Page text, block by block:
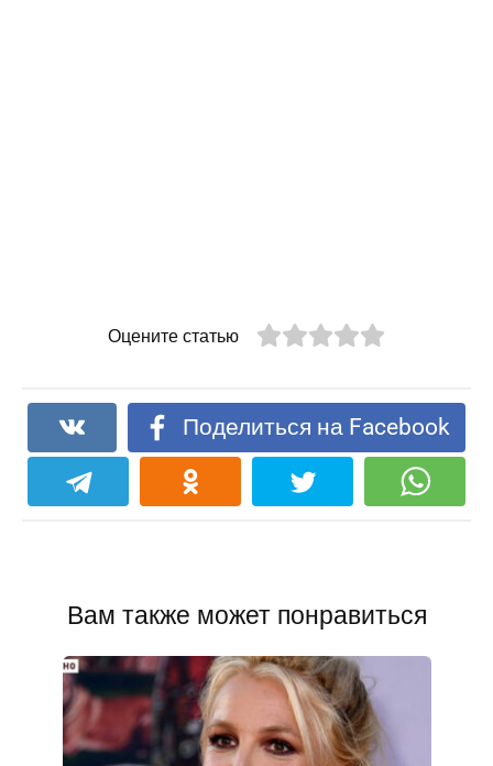
Оцените статью
Поделиться на Facebook
Вам также может понравиться